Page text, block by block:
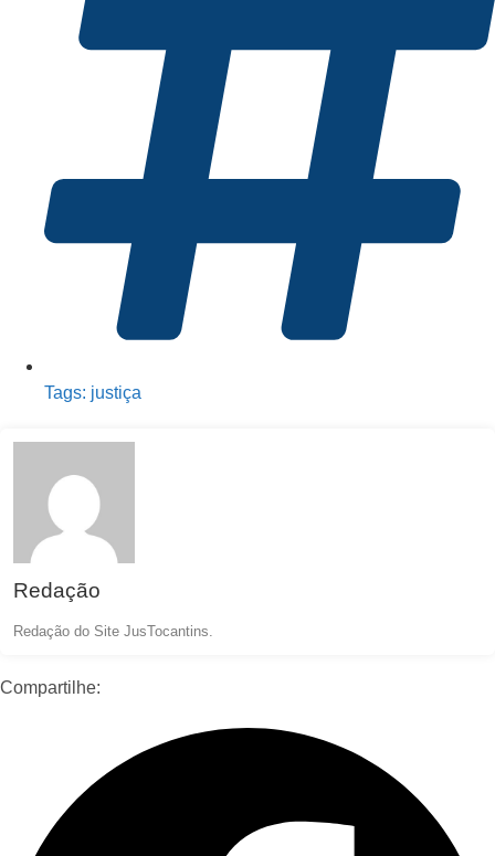
Tags: justiça
Redação
Redação do Site JusTocantins.
Compartilhe: